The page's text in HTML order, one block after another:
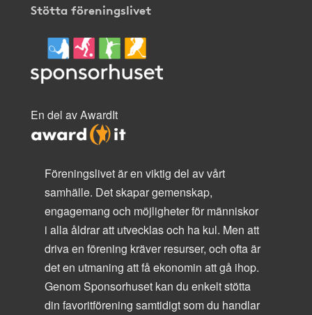
Stötta föreningslivet
En del av AwardIt
Föreningslivet är en viktig del av vårt
samhälle. Det skapar gemenskap,
engagemang och möjligheter för människor
i alla åldrar att utvecklas och ha kul. Men att
driva en förening kräver resurser, och ofta är
det en utmaning att få ekonomin att gå ihop.
Genom Sponsorhuset kan du enkelt stötta
din favoritförening samtidigt som du handlar